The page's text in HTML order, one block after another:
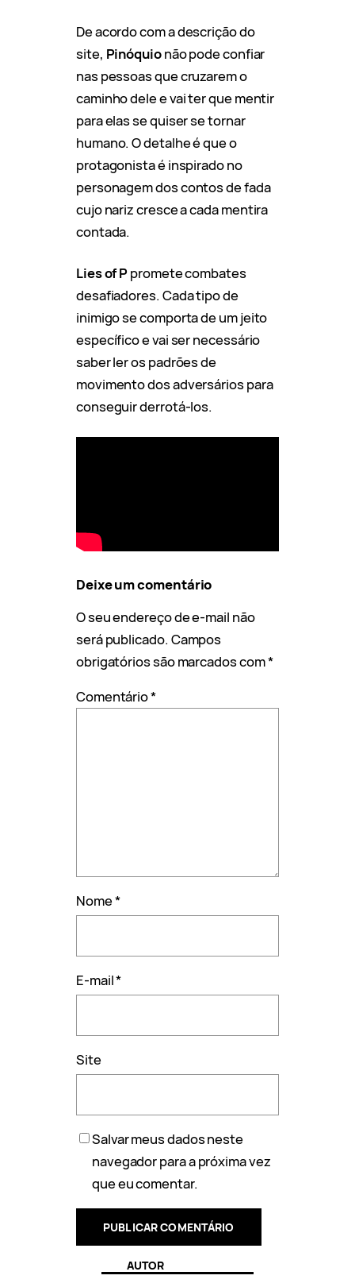
De acordo com a descrição do
site, Pinóquionão pode confiar
nas pessoas que cruzarem o
caminho dele e vai ter que mentir
para elas se quiser se tornar
humano. O detalhe é que o
protagonista é inspirado no
personagem dos contos de fada
cujo nariz cresce a cada mentira
contada.
Lies of P promete combates
desafiadores. Cada tipo de
inimigo se comporta de um jeito
específico e vai ser necessário
saber ler os padrões de
movimento dos adversários para
conseguir derrotá-los.
Deixe um comentário
O seu endereço de e-mail não
será publicado. Campos
obrigatórios são marcados com*
Comentário*
Nome*
E-mail*
Site
Salvar meus dados neste
navegador para a próxima vez
que eu comentar.
AUTOR